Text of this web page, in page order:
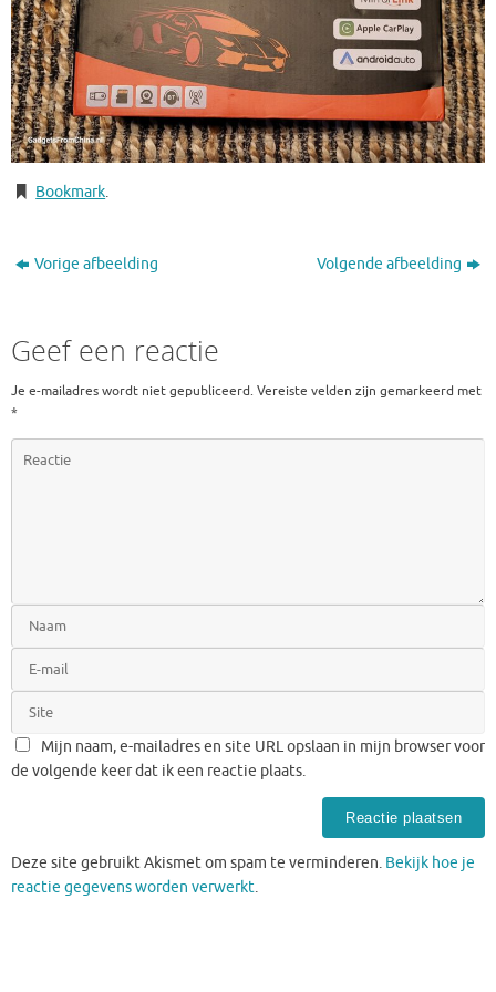
Bookmark.
Vorige afbeelding Volgende afbeelding
Geef een reactie
Je e-mailadres wordt niet gepubliceerd. Vereiste velden zijn gemarkeerd met
*
Mijn naam, e-mailadres en site URL opslaan in mijn browser voor
de volgende keer dat ik een reactie plaats.
Deze site gebruikt Akismet om spam te verminderen. Bekijk hoe je
reactie gegevens worden verwerkt.